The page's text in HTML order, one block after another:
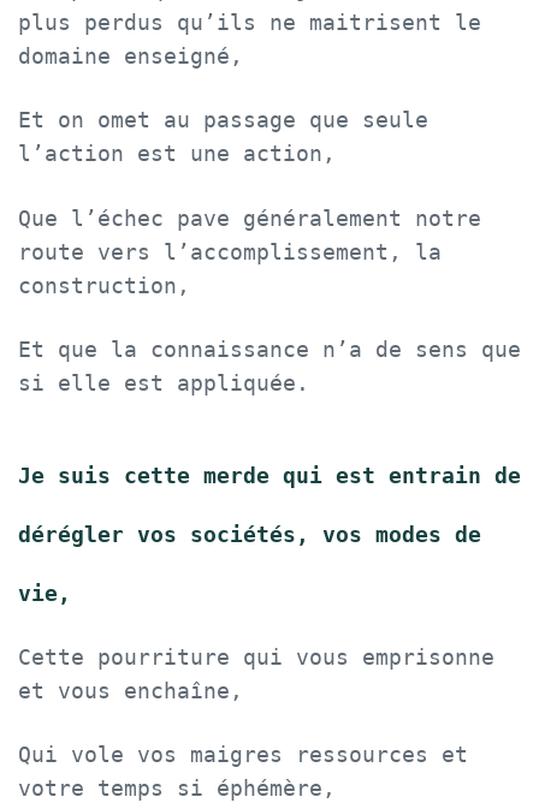
plus perdus qu’ils ne maitrisent le
domaine enseigné,
Et on omet au passage que seule
l’action est une action,
Que l’échec pave généralement notre
route vers l’accomplissement, la
construction,
Et que la connaissance n’a de sens que
si elle est appliquée.
Je suis cette merde qui est entrain de
dérégler vos sociétés, vos modes de
vie,
Cette pourriture qui vous emprisonne
et vous enchaîne,
Qui vole vos maigres ressources et
votre temps si éphémère,